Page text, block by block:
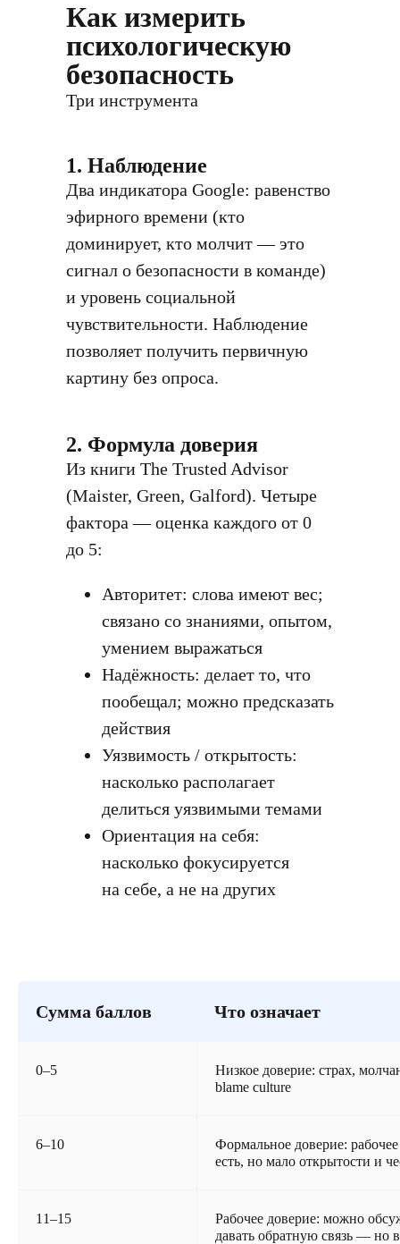
Как измерить
психологическую
безопасность
Три инструмента
1. Наблюдение
Два индикатора Google: равенство
эфирного времени (кто
доминирует, кто молчит — это
сигнал о безопасности в команде)
и уровень социальной
чувствительности. Наблюдение
позволяет получить первичную
картину без опроса.
2. Формула доверия
Из книги The Trusted Advisor
(Maister, Green, Galford). Четыре
фактора — оценка каждого от 0
до 5:
Авторитет: слова имеют вес;
связано со знаниями, опытом,
умением выражаться
Надёжность: делает то, что
пообещал; можно предсказать
действия
Уязвимость / открытость:
насколько располагает
делиться уязвимыми темами
Ориентация на себя:
насколько фокусируется
на себе, а не на других
Сумма баллов Что означает
0–5
Низкое доверие: страх,
blame culture
6–10
Формальное доверие:
есть, но мало открытости и
11–15
Рабочее доверие: можно
давать обратную связь — но